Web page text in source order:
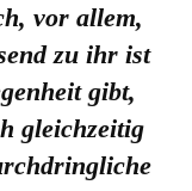
vor allem,
zu ihr ist
gibt,
gleichzeitig